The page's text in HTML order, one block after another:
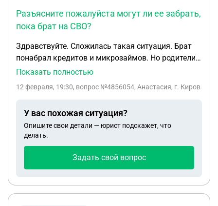
Разъясните пожалуйста могут ли ее забрать,
пока брат на СВО?
Здравствуйте. Сложилась такая ситуация. Брат
понабрал кредитов и микрозаймов. Но родители
ничего не знали. Через какое-то время ушел на
письма от кредитных организаций. Во многие мы
является участником сво. В свое время родители
покупали машину, но она зарегестрированна на
брата, так как папа не смогу присутствовать при
следователи о том что будет проверка по факту
остаться без машины. Разъясните пожалуйста
Показать полностью
12 февраля, 19:30, вопрос №4856054, Анастасия, г. Киров
У вас похожая ситуация?
Опишите свои детали — юрист подскажет, что
делать.
Задать свой вопрос